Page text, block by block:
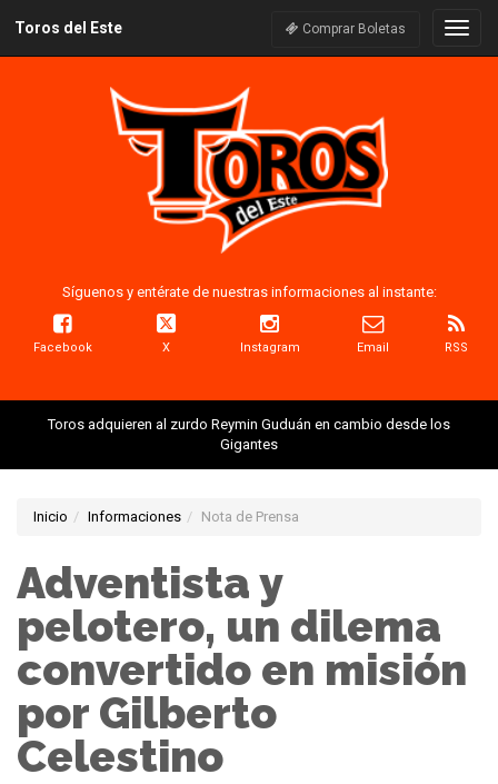
Toros del Este Comprar Boletas
Síguenos y entérate de nuestras informaciones al instante:
Facebook X Instagram Email RSS
Toros adquieren al zurdo Reymin Guduán en cambio desde los
Gigantes
Inicio Informaciones Nota de Prensa
Adventista y
pelotero, un dilema
convertido en misión
por Gilberto
Celestino